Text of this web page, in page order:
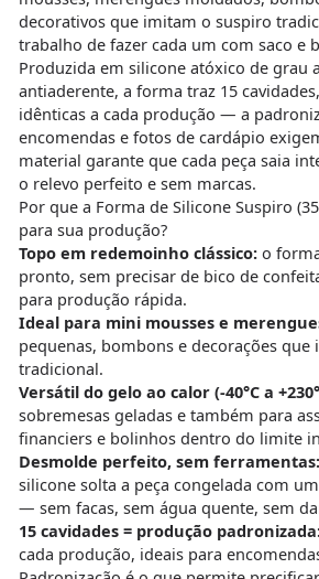
decorativos que imitam o suspiro
trabalho de fazer cada um com saco e
Produzida em silicone atóxico de grau
antiaderente, a forma traz 15
idênticas a cada produção — a
encomendas e fotos de cardápio
material garante que cada peça saia
o relevo perfeito e sem marcas.
Por que a Forma de Silicone Suspiro
para sua produção?
Topo em redemoinho clássico:o
pronto, sem precisar de bico de
para produção rápida.
Ideal para mini mousses e
pequenas, bombons e decorações
tradicional.
Versátil do gelo ao calor (-40°C a
sobremesas geladas e também para
financiers e bolinhos dentro do limite
Desmolde perfeito, sem ferramentas:
silicone solta a peça congelada com
— sem facas, sem água quente, sem
15 cavidades = produção
cada produção, ideais para